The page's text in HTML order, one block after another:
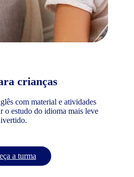
crianças
com material e atividades
o estudo do idioma mais leve
a turma